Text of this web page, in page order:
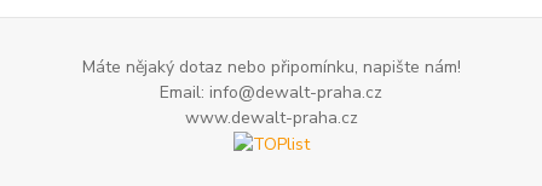
Máte nějaký dotaz nebo připomínku, napište nám!
Email: info@dewalt-praha.cz
www.dewalt-praha.cz